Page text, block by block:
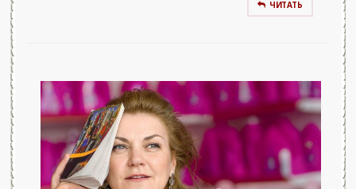
ЧИТАТЬ